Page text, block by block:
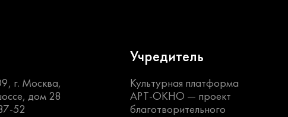
г. Москва,
дом 28
52
Учредитель
Культурная платформа
АРТ-ОКНО — проект
благотворительного